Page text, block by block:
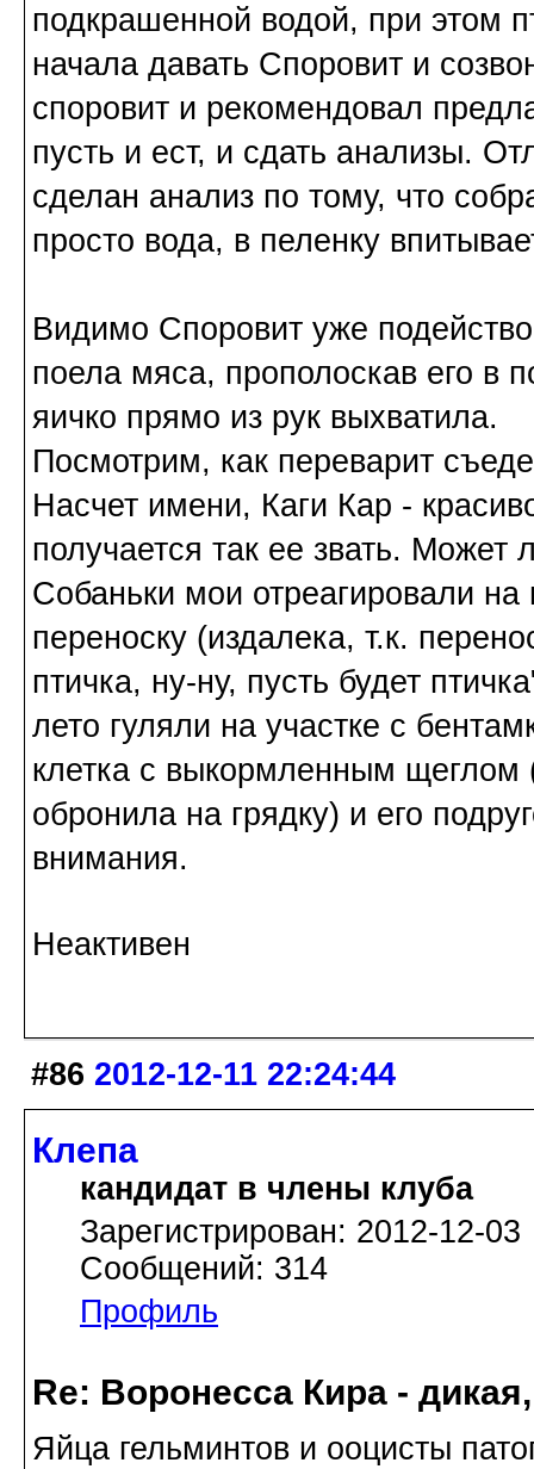
подкрашенной водой, при этом
начала давать Споровит и
споровит и рекомендовал
пусть и ест, и сдать анализы.
сделан анализ по тому, что
просто вода, в пеленку
Видимо Споровит уже
поела мяса, прополоскав его в
яичко прямо из рук выхватила.
Посмотрим, как переварит
Насчет имени, Каги Кар -
получается так ее звать. Может
Собаньки мои отреагировали на
переноску (издалека, т.к.
птичка, ну-ну, пусть будет
лето гуляли на участке с
клетка с выкормленным щеглом
обронила на грядку) и его
внимания.
Неактивен
#86 2012-12-11 22:24:44
Клепа
кандидат в члены клуба
Зарегистрирован: 2012-12-03
Сообщений: 314
Профиль
Re: Воронесса Кира -
Яйца гельминтов и ооцисты